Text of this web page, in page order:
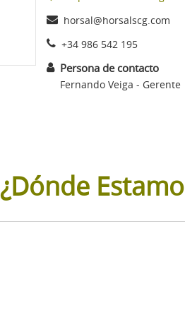
horsal@horsalscg.com
+34 986 542 195
Persona de contacto
Fernando Veiga - Gerente
¿Dónde